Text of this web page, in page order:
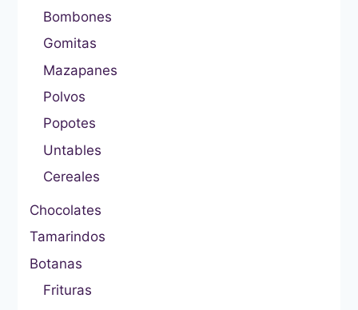
Bombones
Gomitas
Mazapanes
Polvos
Popotes
Untables
Cereales
Chocolates
Tamarindos
Botanas
Frituras